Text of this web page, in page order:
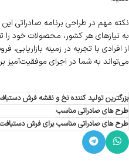
نکته مهم در طراحی برنامه صادراتی
به نیازهای هر کشور، محصولات خود
از افرادی با تجربه در زمینه
می‌تواند به شما در اجرای موفقیت‌آمیز
بزرگترین تولید کننده نخ و نقشه فرش
طرح های صادراتی مناسب
طرح های صادراتی مناسب برای فرش دستبافت